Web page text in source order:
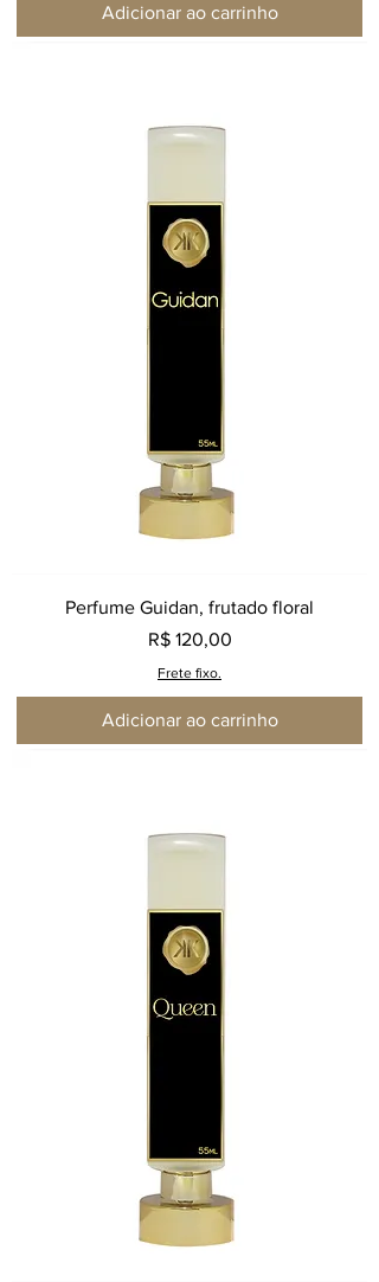
Adicionar ao carrinho
Perfume Guidan, frutado floral
Preço
R$ 120,00
Frete fixo.
Adicionar ao carrinho